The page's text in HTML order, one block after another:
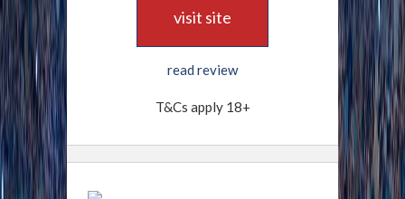
visit site
read review
T&Cs apply 18+